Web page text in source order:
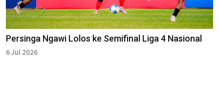
Persinga Ngawi Lolos ke Semifinal Liga 4 Nasional
6 Jul 2026